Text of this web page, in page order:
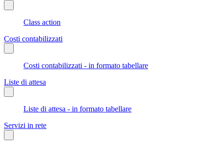
Class action
Costi contabilizzati
Costi contabilizzati - in formato tabellare
Liste di attesa
Liste di attesa - in formato tabellare
Servizi in rete